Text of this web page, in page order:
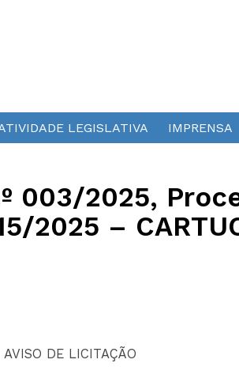
LEGISLATIVA IMPRENSA
003/2025,
2025 –
AVISO DE LICITAÇÃO